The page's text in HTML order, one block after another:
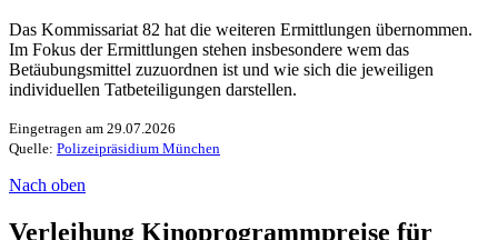
Das Kommissariat 82 hat die weiteren Ermittlungen übernommen.
Im Fokus der Ermittlungen stehen insbesondere wem das
Betäubungsmittel zuzuordnen ist und wie sich die jeweiligen
individuellen Tatbeteiligungen darstellen.
Eingetragen am 29.07.2026
Quelle: Polizeipräsidium München
Nach oben
Verleihung Kinoprogrammpreise für